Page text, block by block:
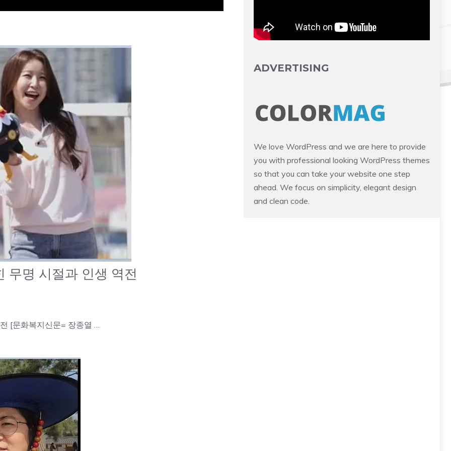
무명 시절과 인생 역전
[문화복지신문= 장종열 …
ADVERTISING
We love WordPress and we are here to provide
you with professional looking WordPress themes
so that you can take your website one step
ahead. We focus on simplicity, elegant design
and clean code.